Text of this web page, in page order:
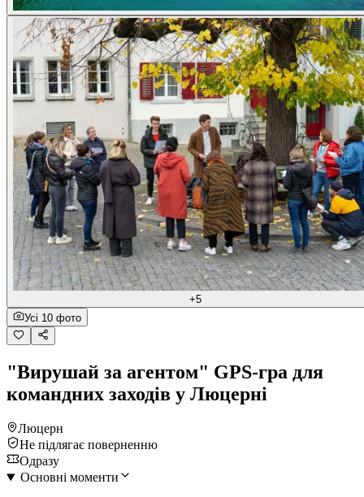
+5
Усі 10 фото
"Вирушай за агентом" GPS-гра для
командних заходів у Люцерні
Люцерн
Не підлягає поверненню
Одразу
Основні моменти